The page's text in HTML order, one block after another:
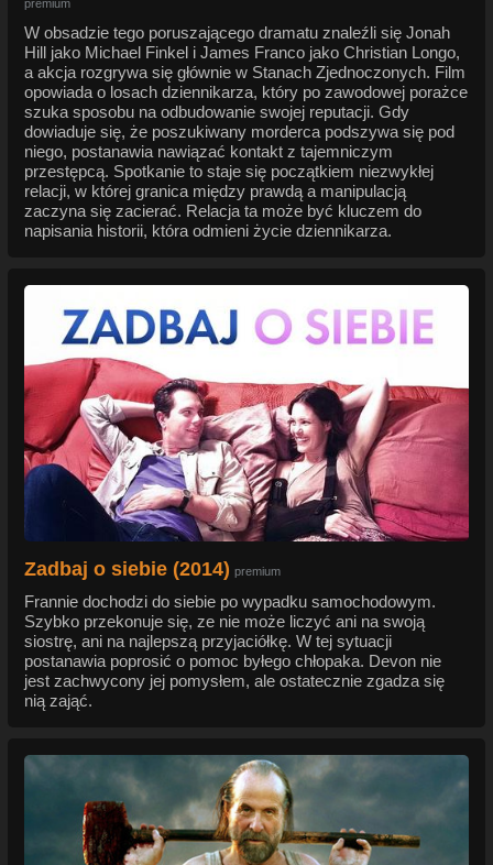
premium
W obsadzie tego poruszającego dramatu znaleźli się Jonah
Hill jako Michael Finkel i James Franco jako Christian Longo,
a akcja rozgrywa się głównie w Stanach Zjednoczonych. Film
opowiada o losach dziennikarza, który po zawodowej porażce
szuka sposobu na odbudowanie swojej reputacji. Gdy
dowiaduje się, że poszukiwany morderca podszywa się pod
niego, postanawia nawiązać kontakt z tajemniczym
przestępcą. Spotkanie to staje się początkiem niezwykłej
relacji, w której granica między prawdą a manipulacją
zaczyna się zacierać. Relacja ta może być kluczem do
napisania historii, która odmieni życie dziennikarza.
Zadbaj o siebie (2014) premium
Frannie dochodzi do siebie po wypadku samochodowym.
Szybko przekonuje się, ze nie może liczyć ani na swoją
siostrę, ani na najlepszą przyjaciółkę. W tej sytuacji
postanawia poprosić o pomoc byłego chłopaka. Devon nie
jest zachwycony jej pomysłem, ale ostatecznie zgadza się
nią zająć.